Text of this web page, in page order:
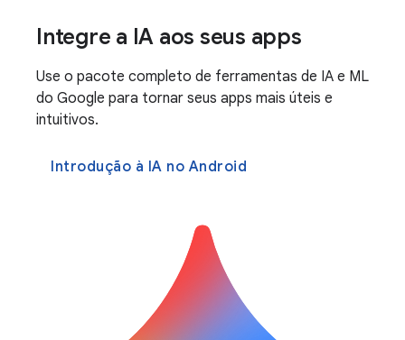
Integre a IA aos seus apps
Use o pacote completo de ferramentas de IA e ML
do Google para tornar seus apps mais úteis e
intuitivos.
Introdução à IA no Android